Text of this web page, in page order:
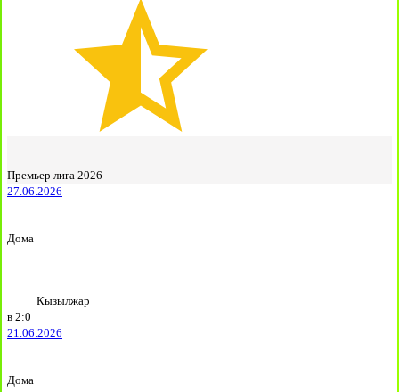
Премьер лига 2026
27.06.2026
Дома
Кызылжар
в 2:0
21.06.2026
Дома